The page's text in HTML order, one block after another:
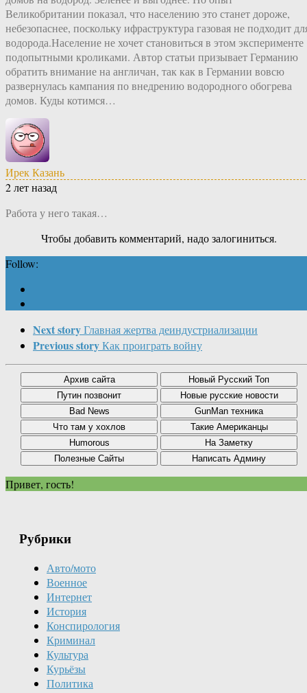
Великобритании показал, что населению это станет дороже,
небезопаснее, поскольку ифраструктура газовая не подходит
водорода.Население не хочет становиться в этом эксперименте
подопытными кроликами. Автор статьи призывает Германию
обратить внимание на англичан, так как в Германии вовсю
развернулась кампания по внедрению водородного обогрева
домов. Куды котимся…
Ирек Казань
2 лет назад
Работа у него такая…
Чтобы добавить комментарий, надо залогиниться.
Follow:
Next storyГлавная жертва деиндустриализации
Previous storyКак проиграть войну
Привет, гость!
Рубрики
Авто/мото
Военное
Интернет
История
Конспирология
Криминал
Культура
Курьёзы
Политика